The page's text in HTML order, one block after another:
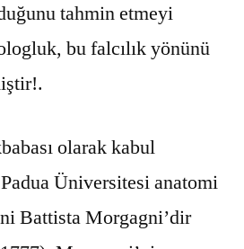
tahmin etmeyi
bu falcılık yönünü
olarak kabul
Üniversitesi anatomi
Battista Morgagni’dir